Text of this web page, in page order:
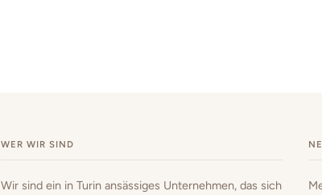
WER WIR SIND
Wir sind ein in Turin ansässiges Unternehmen, das sich